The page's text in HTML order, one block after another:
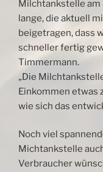
Milchtankstelle am
lange, die aktuell
beigetragen, dass
schneller fertig
Timmermann.
„Die
Einkommen etwas
wie sich das
Noch viel
Michtankstelle
Verbraucher